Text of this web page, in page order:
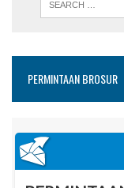
PERMINTAAN BROSUR